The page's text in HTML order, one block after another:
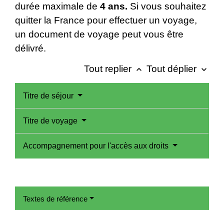
durée maximale de 4 ans. Si vous souhaitez
quitter la France pour effectuer un voyage,
un document de voyage peut vous être
délivré.
Tout replier keyboard_arrow_up Tout déplier keyboard_arrow_down
Titre de séjour
Titre de voyage
Accompagnement pour l'accès aux droits
Textes de référence